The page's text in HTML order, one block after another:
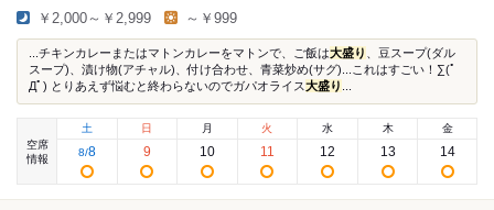
￥2,000～￥2,999 ～￥999
...チキンカレーまたはマトンカレーをマトンで、ご飯は大盛り
、豆スープ(ダル
スープ)、漬け物(アチャル)、付け合わせ、青菜炒め(サグ)...これはすごい！∑(ﾟ
Дﾟ) とりあえず悩むと終わらないのでガパオライス大盛り
空席
情報
土
8/8
日
9
月
10
火
11
水
12
木
13
金
14